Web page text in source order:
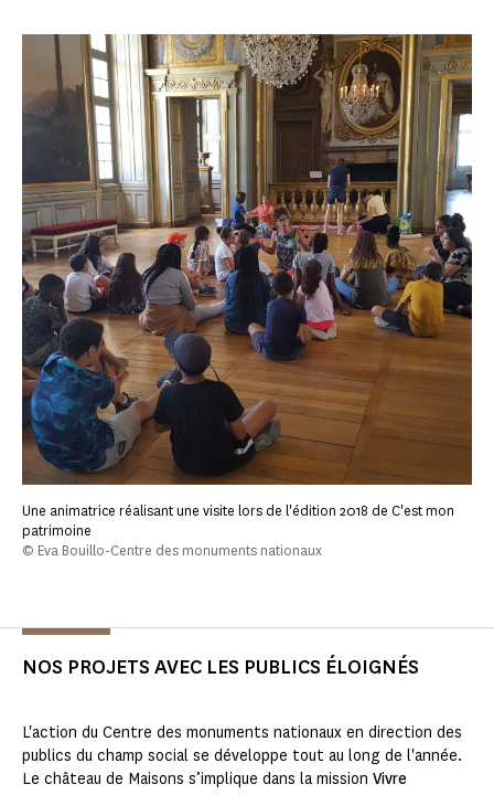
Une animatrice réalisant une visite lors de l'édition 2018 de C'est mon
patrimoine
© Eva Bouillo-Centre des monuments nationaux
NOS PROJETS AVEC LES PUBLICS ÉLOIGNÉS
L'action du Centre des monuments nationaux en direction des
publics du champ social se développe tout au long de l'année.
Le château de Maisons s’implique dans la mission Vivre